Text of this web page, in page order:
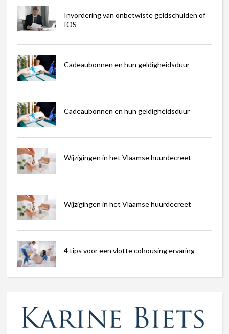
Invordering van onbetwiste geldschulden of
IOS
Cadeaubonnen en hun geldigheidsduur
Cadeaubonnen en hun geldigheidsduur
Wijzigingen in het Vlaamse huurdecreet
Wijzigingen in het Vlaamse huurdecreet
4 tips voor een vlotte cohousing ervaring